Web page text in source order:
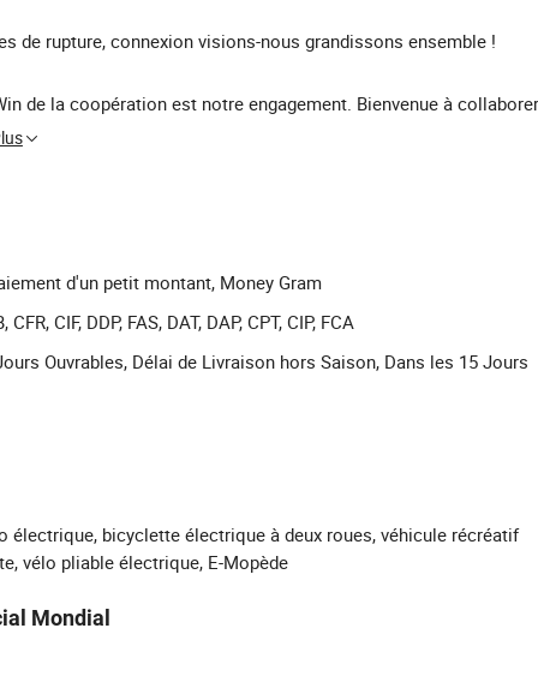
de rupture, connexion visions-nous grandissons ensemble !
de la coopération est notre engagement. Bienvenue à
d'un petit montant, Money Gram
CFR, CIF, DDP, FAS, DAT, DAP, CPT, CIP, FCA
Ouvrables, Délai de Livraison hors Saison, Dans les 15 Jours
bicyclette électrique à deux roues, véhicule récréatif
vélo pliable électrique, E-Mopède
Mondial